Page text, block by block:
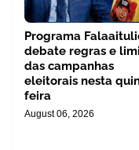
Programa
debate regras e
das campanhas
eleitorais nesta
feira
August 06, 2026